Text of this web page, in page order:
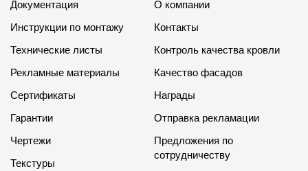
Документация
Инструкции по монтажу
Технические листы
Рекламные материалы
Сертификаты
Гарантии
Чертежи
Текстуры
О компании
Контакты
Контроль качества кровли
Качество фасадов
Награды
Отправка рекламации
Предложения по
сотрудничеству